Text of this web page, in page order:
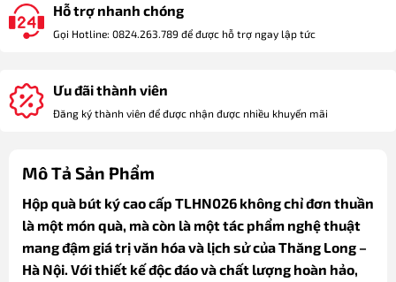
Hỗ trợ nhanh chóng
Gọi Hotline: 0824.263.789 để được hỗ trợ ngay lập tức
Ưu đãi thành viên
Đăng ký thành viên để được nhận được nhiều khuyến mãi
Mô Tả Sản Phẩm
Hộp quà bút ký cao cấp TLHN026 không chỉ đơn thuần
là một món quà, mà còn là một tác phẩm nghệ thuật
mang đậm giá trị văn hóa và lịch sử của Thăng Long –
Hà Nội. Với thiết kế độc đáo và chất lượng hoàn hảo,